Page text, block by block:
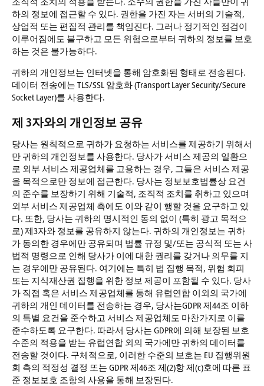
하의 정보에 접근할 수 있다. 권한을 가진 자는 서버의 기술적,
상업적 또는 편집적 관리를 책임진다. 그러나 정기적인 점검이
이루어짐에도 불구하고 모든 위험으로부터 귀하의 정보를 보호
하는 것은 불가능하다.
귀하의 개인정보는 인터넷을 통해 암호화된 형태로 전송된다.
데이터 전송에는 TLS/SSL 암호화 (Transport Layer Security/Secure
Socket Layer)를 사용한다.
제 3자와의 개인정보 공유
당사는 원칙적으로 귀하가 요청하는 서비스를 제공하기 위해서
만 귀하의 개인정보를 사용한다. 당사가 서비스 제공의 일환으
로 외부 서비스 제공업체를 고용하는 경우, 그들은 서비스 제공
을 목적으로만 정보에 접근한다. 당사는 정보보호법률상 요건
의 준수를 보장하기 위해 기술적, 조직적 조치를 취하고 있으며
외부 서비스 제공업체 측에도 이와 같이 행할 것을 요구하고 있
다. 또한, 당사는 귀하의 명시적인 동의 없이 (특히 광고 목적으
로) 제3자와 정보를 공유하지 않는다. 귀하의 개인정보는 귀하
가 동의한 경우에만 공유되며 법률 규정 및/또는 공식적 또는 사
법적 명령으로 인해 당사가 이에 대한 권리를 갖거나 의무를 지
는 경우에만 공유된다. 여기에는 특히 법 집행 목적, 위험 회피
또는 지식재산권 집행을 위한 정보 제공이 포함될 수 있다. 당사
가 직접 혹은 서비스 제공업체를 통해 유럽연합 이외의 국가에
귀하의 개인 데이터를 전송하는 경우, 당사는GDPR 제44조 이하
의 특별 요건을 준수하고 서비스 제공업체도 마찬가지로 이를
준수하도록 요구한다. 따라서 당사는 GDPR에 의해 보장된 보호
수준의 적용을 받는 유럽연합 외의 국가에만 귀하의 데이터를
전송할 것이다. 구체적으로, 이러한 수준의 보호는 EU 집행위원
회 측의 적정성 결정 또는 GDPR 제46조 제(2)항 제(c)호에 따른 표
준 정보보호 조항의 사용을 통해 보장된다.